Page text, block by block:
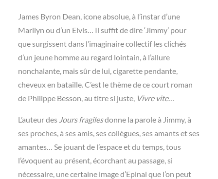
James Byron Dean, icone absolue, à l’instar d’une
Marilyn ou d’un Elvis… Il suffit de dire ‘Jimmy’ pour
que surgissent dans l’imaginaire collectif les clichés
d’un jeune homme au regard lointain, à l’allure
nonchalante, mais sûr de lui, cigarette pendante,
cheveux en bataille. C’est le thème de ce court roman
de Philippe Besson, au titre si juste, Vivre vite…
L’auteur des Jours fragilesdonne la parole à Jimmy, à
ses proches, à ses amis, ses collègues, ses amants et ses
amantes… Se jouant de l’espace et du temps, tous
l’évoquent au présent, écorchant au passage, si
nécessaire, une certaine image d’Epinal que l’on peut